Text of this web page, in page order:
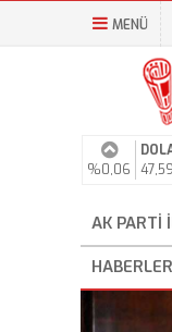
MENÜ
%0,06
AK PARTI
HABERLER